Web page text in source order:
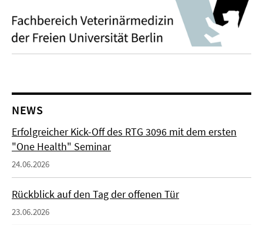
NEWS
Erfolgreicher Kick-Off des RTG 3096 mit dem ersten
"One Health" Seminar
24.06.2026
Rückblick auf den Tag der offenen Tür
23.06.2026